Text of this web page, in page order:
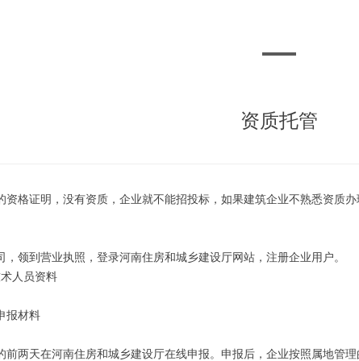
资质托管
格证明，没有资质，企业就不能招投标，如果建筑企业不熟悉资质
领到营业执照，登录河南住房和城乡建设厅网站，注册企业用户。
人员资料
报材料
前两天在河南住房和城乡建设厅在线申报。申报后，企业按照属地管